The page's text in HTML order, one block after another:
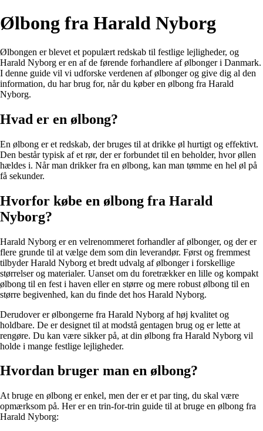
Ølbong fra Harald Nyborg
Ølbongen er blevet et populært redskab til festlige lejligheder, og
Harald Nyborg er en af de førende forhandlere af ølbonger i Danmark.
I denne guide vil vi udforske verdenen af ølbonger og give dig al den
information, du har brug for, når du køber en ølbong fra Harald
Nyborg.
Hvad er en ølbong?
En ølbong er et redskab, der bruges til at drikke øl hurtigt og effektivt.
Den består typisk af et rør, der er forbundet til en beholder, hvor øllen
hældes i. Når man drikker fra en ølbong, kan man tømme en hel øl på
få sekunder.
Hvorfor købe en ølbong fra Harald
Nyborg?
Harald Nyborg er en velrenommeret forhandler af ølbonger, og der er
flere grunde til at vælge dem som din leverandør. Først og fremmest
tilbyder Harald Nyborg et bredt udvalg af ølbonger i forskellige
størrelser og materialer. Uanset om du foretrækker en lille og kompakt
ølbong til en fest i haven eller en større og mere robust ølbong til en
større begivenhed, kan du finde det hos Harald Nyborg.
Derudover er ølbongerne fra Harald Nyborg af høj kvalitet og
holdbare. De er designet til at modstå gentagen brug og er lette at
rengøre. Du kan være sikker på, at din ølbong fra Harald Nyborg vil
holde i mange festlige lejligheder.
Hvordan bruger man en ølbong?
At bruge en ølbong er enkel, men der er et par ting, du skal være
opmærksom på. Her er en trin-for-trin guide til at bruge en ølbong fra
Harald Nyborg: